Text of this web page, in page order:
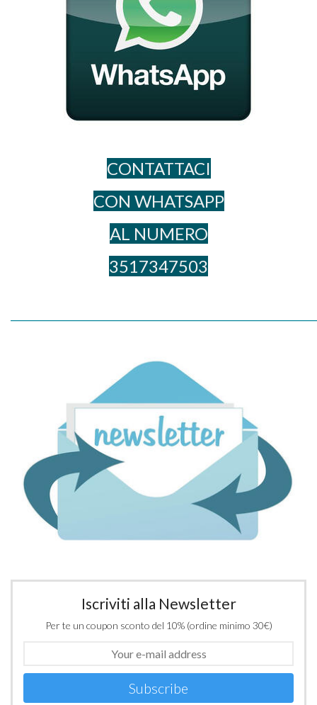
CONTATTACI
CON WHATSAPP
AL NUME​RO
3517347503
Iscriviti alla Newsletter
Per te un coupon sconto del 10% (ordine minimo 30€)
Subscribe